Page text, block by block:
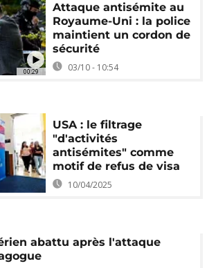
00:29
Attaque antisémite au
Royaume-Uni : la police
maintient un cordon de
sécurité
03/10 - 10:54
USA : le filtrage
"d'activités
antisémites" comme
motif de refus de visa
10/04/2025
abattu après l'attaque